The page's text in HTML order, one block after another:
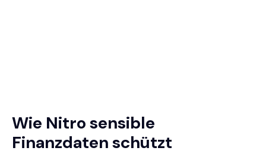
Wie Nitro sensible
Finanzdaten schützt